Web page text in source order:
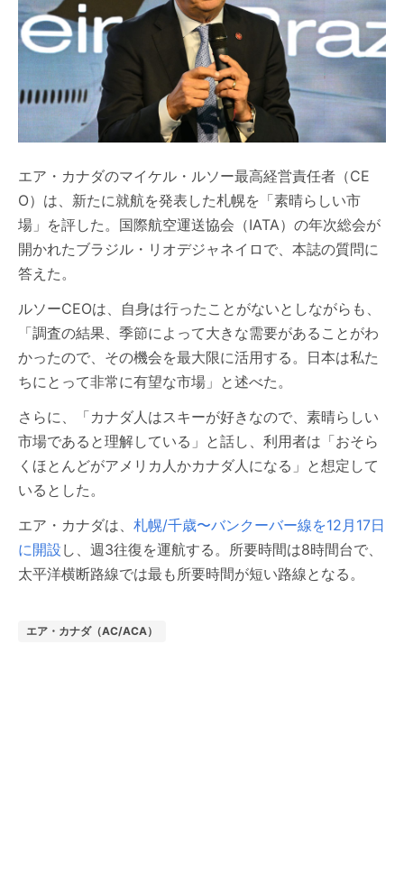
エア・カナダのマイケル・ルソー最高経営責任者（CE
O）は、新たに就航を発表した札幌を「素晴らしい市
場」を評した。国際航空運送協会（IATA）の年次総会が
開かれたブラジル・リオデジャネイロで、本誌の質問に
答えた。
ルソーCEOは、自身は行ったことがないとしながらも、
「調査の結果、季節によって大きな需要があることがわ
かったので、その機会を最大限に活用する。日本は私た
ちにとって非常に有望な市場」と述べた。
さらに、「カナダ人はスキーが好きなので、素晴らしい
市場であると理解している」と話し、利用者は「おそら
くほとんどがアメリカ人かカナダ人になる」と想定して
いるとした。
エア・カナダは、 札幌/千歳〜バンクーバー線を12月17日
に開設 し、週3往復を運航する。所要時間は8時間台で、
太平洋横断路線では最も所要時間が短い路線となる。
エア・カナダ（AC/ACA）